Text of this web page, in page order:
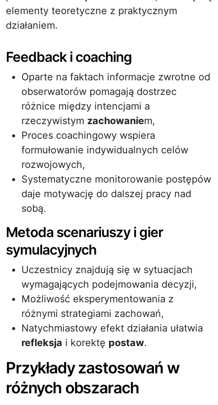
elementy teoretyczne z praktycznym
działaniem.
Feedback i coaching
Oparte na faktach informacje zwrotne od
obserwatorów pomagają dostrzec
różnice między intencjami a
rzeczywistym zachowaniem,
Proces coachingowy wspiera
formułowanie indywidualnych celów
rozwojowych,
Systematyczne monitorowanie postępów
daje motywację do dalszej pracy nad
sobą.
Metoda scenariuszy i gier
symulacyjnych
Uczestnicy znajdują się w sytuacjach
wymagających podejmowania decyzji,
Możliwość eksperymentowania z
różnymi strategiami zachowań,
Natychmiastowy efekt działania ułatwia
refleksja i korektę postaw.
Przykłady zastosowań w
różnych obszarach